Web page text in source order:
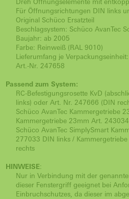
Dreh Öffnungselemente mit
Für Öffnungsrichtungen DIN links
Original Schüco Ersatzteil
Beschlagsystem: Schüco AvanTec
Baujahr: ab 2005
Farbe: Reinweiß (RAL 9010)
Lieferumfang je
Art.-Nr. 247658
Passend zum System:
RC-Befestigungsrosette KvD
links) oder Art. Nr. 247666 (DIN
Schüco AvanTec Kammergetriebe
Kammergetriebe 23mm Art.
Schüco AvanTec SimplySmart
277033 DIN links /
rechts
HINWEISE:
Nur in Verbindung mit der
dieser Fenstergriff geeignet bei
Einbruchschutzes, da dieser im